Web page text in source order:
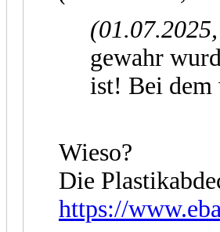
gewahr
ist! Bei dem
Wieso?
Die
https://